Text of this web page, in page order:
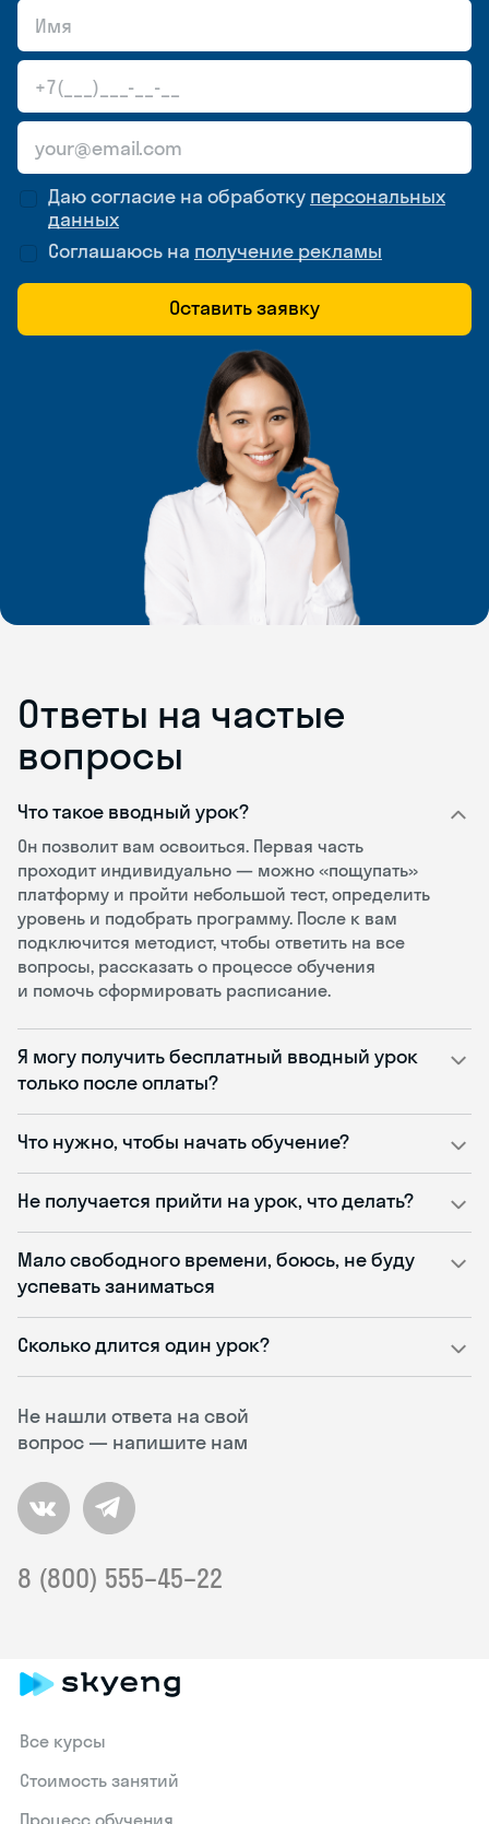
Даю согласие на обработку персональных
данных
Соглашаюсь на получение рекламы
Оставить заявку
Ответы на частые
вопросы
Не нашли ответа на свой
вопрос — напишите нам
8 (800) 555–45–22
Что такое вводный урок?
Он позволит вам освоиться. Первая часть
проходит индивидуально — можно «пощупать»
платформу и пройти небольшой тест, определить
уровень и подобрать программу. После к вам
подключится методист, чтобы ответить на все
вопросы, рассказать о процессе обучения
и помочь сформировать расписание.
Я могу получить бесплатный вводный урок
только после оплаты?
Что нужно, чтобы начать обучение?
Не получается прийти на урок, что делать?
Мало свободного времени, боюсь, не буду
успевать заниматься
Сколько длится один урок?
Все курсы
Стоимость занятий
Процесс обучения